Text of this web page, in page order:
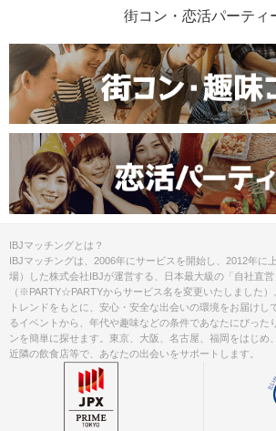
清潔感のある服装で
＜QRコード受付につ
・受付前に以下①②
ご来場ください。
完了していない場
だけません。
①公式アプリのダウ
ン
②本人確認書類の事
キャンセル
について
りキャンセルされた
額のキャンセル料が
街コン・恋活パーティ
IBJマッチングとは？
IBJマッチングは、2006年にサービスを開始し、2012年に
場）した株式会社IBJが運営する、日本最大級の「自社直
（※PARTY☆PARTYからサービス名を変更いたしました
トレンドをもとに、安心・安全な出会いの環境をお届けし
るイベントから、年代や趣味などの条件であなたにぴった
ンを簡単に探せます。東京、大阪、名古屋、福岡をはじめ
近隣の飲食店等で、あなたの出会いをサポートします。